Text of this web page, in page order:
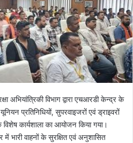
अभियांत्रिकी विभाग द्वारा एचआरडी केन्द्र के
प्रतिनिधियों, सुपरवाइजरों एवं ड्राइवरों
कार्यशाला का आयोजन किया गया।
में भारी वाहनों के सुरक्षित एवं अनुशासित